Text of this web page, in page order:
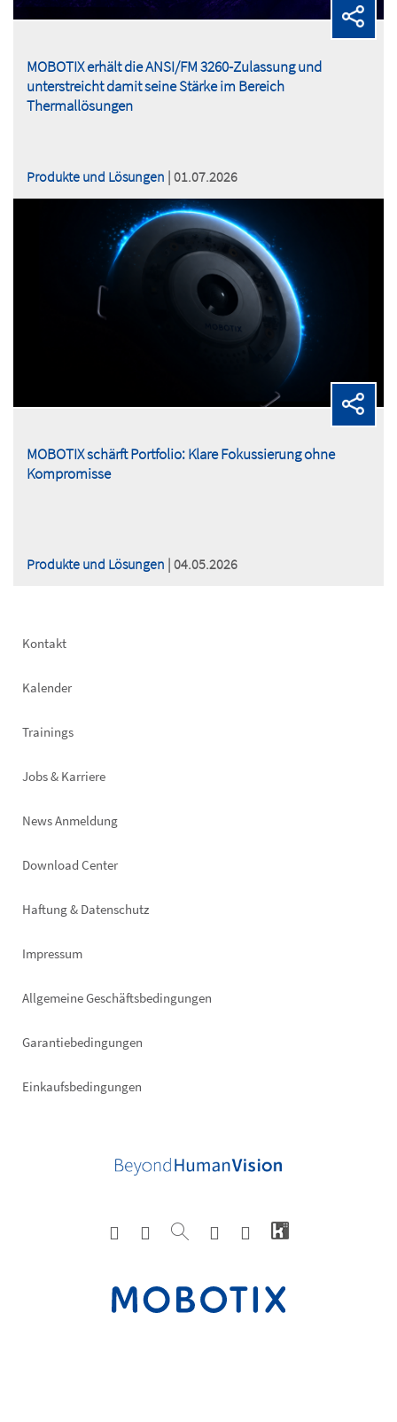
MOBOTIX erhält die ANSI/FM 3260-Zulassung und
unterstreicht damit seine Stärke im Bereich
Thermallösungen
Produkte und Lösungen | 01.07.2026
MOBOTIX schärft Portfolio: Klare Fokussierung ohne
Kompromisse
Produkte und Lösungen | 04.05.2026
Footer
Kontakt
Kalender
Trainings
Jobs & Karriere
News Anmeldung
Footer
Download Center
Haftung & Datenschutz
Impressum
Allgemeine Geschäftsbedingungen
Garantiebedingungen
Einkaufsbedingungen